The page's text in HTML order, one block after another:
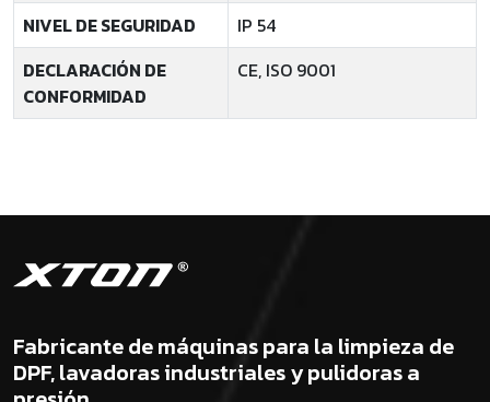
NIVEL DE SEGURIDAD
IP 54
DECLARACIÓN DE
CONFORMIDAD
CE, ISO 9001
Fabricante de máquinas para la limpieza de
DPF, lavadoras industriales y pulidoras a